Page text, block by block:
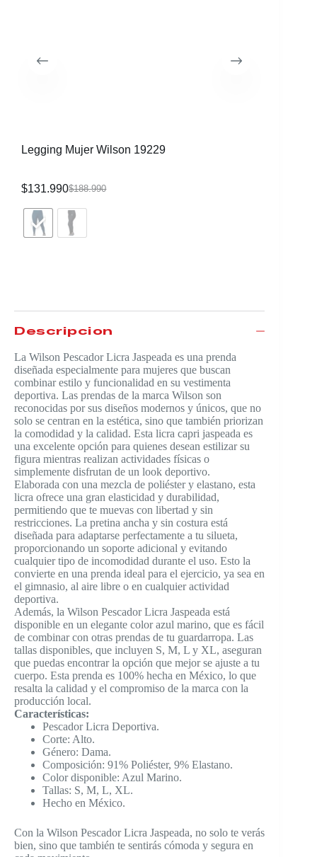
Legging Mujer Wilson 19229
$188.990
$131.990
Descripción
La Wilson Pescador Licra Jaspeada es una prenda
diseñada especialmente para mujeres que buscan
combinar estilo y funcionalidad en su vestimenta
deportiva. Las prendas de la marca Wilson son
reconocidas por sus diseños modernos y únicos, que no
solo se centran en la estética, sino que también priorizan
la comodidad y la calidad. Esta licra capri jaspeada es
una excelente opción para quienes desean estilizar su
figura mientras realizan actividades físicas o
simplemente disfrutan de un look deportivo.
Elaborada con una mezcla de poliéster y elastano, esta
licra ofrece una gran elasticidad y durabilidad,
permitiendo que te muevas con libertad y sin
restricciones. La pretina ancha y sin costura está
diseñada para adaptarse perfectamente a tu silueta,
proporcionando un soporte adicional y evitando
cualquier tipo de incomodidad durante el uso. Esto la
convierte en una prenda ideal para el ejercicio, ya sea en
el gimnasio, al aire libre o en cualquier actividad
deportiva.
Además, la Wilson Pescador Licra Jaspeada está
disponible en un elegante color azul marino, que es fácil
de combinar con otras prendas de tu guardarropa. Las
tallas disponibles, que incluyen S, M, L y XL, aseguran
que puedas encontrar la opción que mejor se ajuste a tu
cuerpo. Esta prenda es 100% hecha en México, lo que
resalta la calidad y el compromiso de la marca con la
producción local.
Características:
Pescador Licra Deportiva.
Corte: Alto.
Género: Dama.
Composición: 91% Poliéster, 9% Elastano.
Color disponible: Azul Marino.
Tallas: S, M, L, XL.
Hecho en México.
Con la Wilson Pescador Licra Jaspeada, no solo te verás
bien, sino que también te sentirás cómoda y segura en